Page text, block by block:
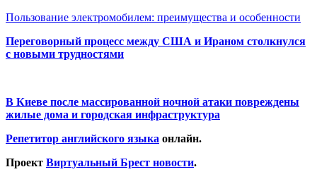
Пользование электромобилем: преимущества и особенности
Переговорный процесс между США и Ираном столкнулся
с новыми трудностями
В Киеве после массированной ночной атаки повреждены
жилые дома и городская инфраструктура
Репетитор английского языка онлайн.
Проект Виртуальный Брест новости.